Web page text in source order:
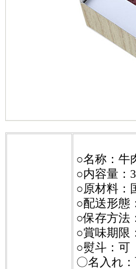
○名称：牛
○内容量：
○原材料：
○配送形態
○保存方法
○賞味期限
○熨斗：可
〇名入れ